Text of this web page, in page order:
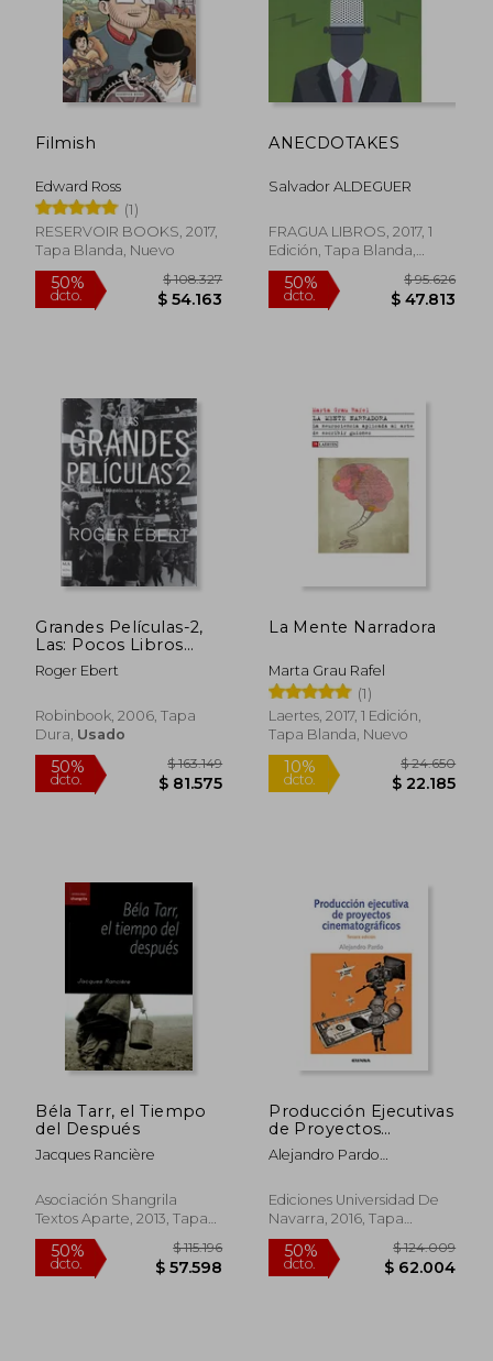
Filmish
Edward Ross
(1)
RESERVOIR BOOKS, 2017,
Tapa Blanda, Nuevo
$ 54.163
ANECDOTAKES
Salvador ALDEGUER
FRAGUA LIBROS, 2017, 1
Edición, Tapa Blanda,
Nuevo
Grandes Películas-2,
Las: Pocos Libros
Sobre Cine Ofrecen
un Volumen de
Amplio con un Estilo
Narrativo tan Sencillo,
Didáctico. (ma non
Troppocine)
Roger Ebert
Robinbook, 2006, Tapa
Dura, Usado
50%
dcto.
La Mente Narradora
Marta Grau Rafel
(1)
Laertes, 2017, 1 Edición,
Tapa Blanda, Nuevo
10%
dcto.
Béla Tarr, el Tiempo
del Después
Jacques Rancière
Asociación Shangrila
Textos Aparte, 2013, Tapa
Blanda, Nuevo
Producción Ejecutivas
de Proyectos
Cinematográfricos
3ªEd (Comunicación)
Alejandro Pardo
Ediciones Universidad De
Navarra, 2016, Tapa
Blanda, Nuevo